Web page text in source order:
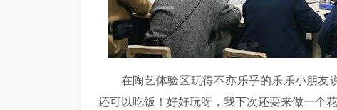
在陶艺体验区玩得不亦乐乎的乐乐小朋友
还可以吃饭！好好玩呀，我下次还要来做一个